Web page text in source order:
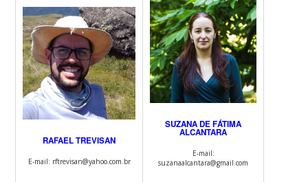
RAFAEL TREVISAN
E-mail: rftrevisan@yahoo.com.br
SUZANA DE FÁTIMA
ALCANTARA
E-mail:
suzanaalcantara@gmail.com